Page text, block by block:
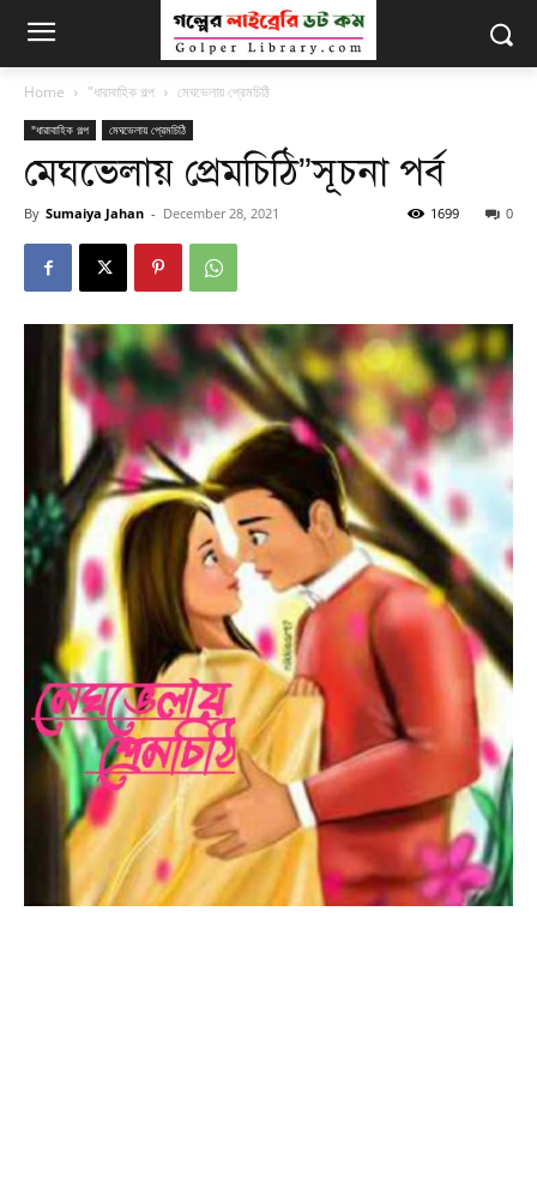
Home "ধারাবাহিক গল্প মেঘভেলায় প্রেমচিঠি
"ধারাবাহিক গল্প মেঘভেলায় প্রেমচিঠি
মেঘভেলায় প্রেমচিঠি”সূচনা পর্ব
By Sumaiya Jahan - December 28, 2021 0
1699